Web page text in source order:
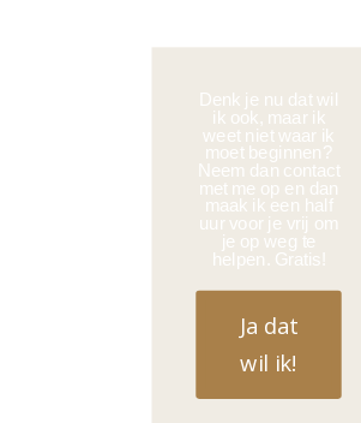
Denk je nu dat wil
ik ook, maar ik
weet niet waar ik
moet beginnen?
Neem dan contact
met me op en dan
maak ik een half
uur voor je vrij om
je op weg te
helpen. Gratis!
Ja dat
wil ik!